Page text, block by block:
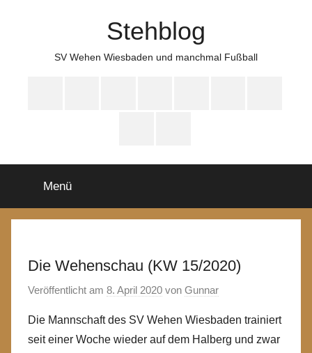
Stehblog
SV Wehen Wiesbaden und manchmal Fußball
Menü
Die Wehenschau (KW 15/2020)
Veröffentlicht am 8. April 2020 von Gunnar
Die Mannschaft des SV Wehen Wiesbaden trainiert
seit einer Woche wieder auf dem Halberg und zwar